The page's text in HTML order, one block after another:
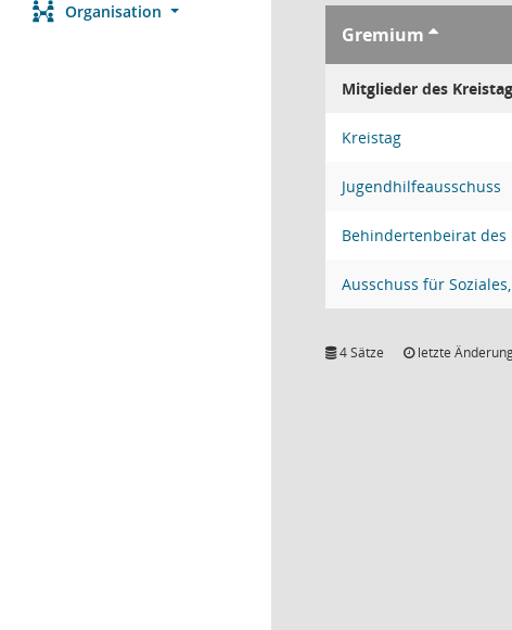
Organisation
Gremium
Mitglieder des
Kreistag
Jugendhilfeausschuss
Behindertenbeirat des
Ausschuss für
4 Sätze letzte